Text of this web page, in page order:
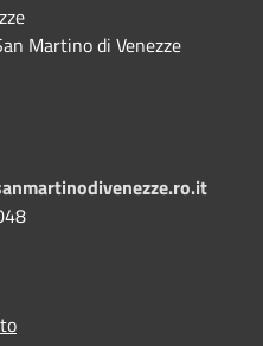
Martino di Venezze